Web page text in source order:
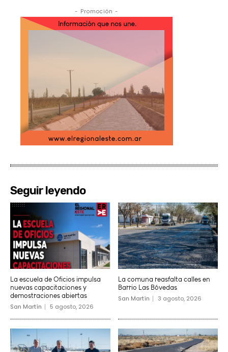
- Promoción -
Seguir leyendo
La escuela de Oficios impulsa
nuevas capacitaciones y
demostraciones abiertas
San Martín 5 agosto, 2026
La comuna reasfalta calles en
Barrio Las Bóvedas
San Martín 3 agosto, 2026